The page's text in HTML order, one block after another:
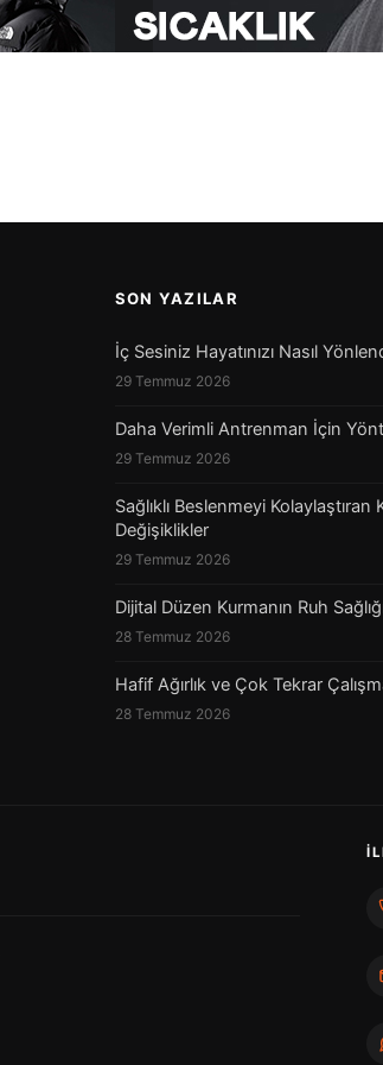
SON YAZILAR
İç Sesiniz Hayatınızı Nasıl
29 Temmuz 2026
Daha Verimli Antrenman İçin
29 Temmuz 2026
Sağlıklı Beslenmeyi Kolaylaştıran
Değişiklikler
29 Temmuz 2026
Dijital Düzen Kurmanın Ruh
28 Temmuz 2026
Hafif Ağırlık ve Çok Tekrar
28 Temmuz 2026